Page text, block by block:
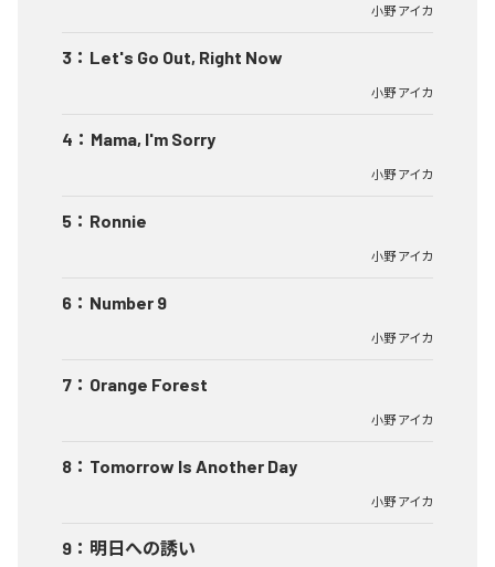
小野 アイカ
3 ： Let's Go Out, Right Now
小野 アイカ
4 ： Mama, I'm Sorry
小野 アイカ
5 ： Ronnie
小野 アイカ
6 ： Number 9
小野 アイカ
7 ： Orange Forest
小野 アイカ
8 ： Tomorrow Is Another Day
小野 アイカ
9 ： 明日への誘い